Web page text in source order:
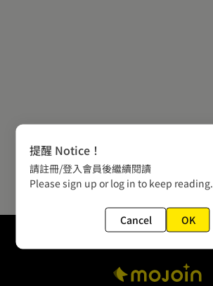
提醒 Notice！
請註冊/登入會員後繼續閱讀
Please sign up or log in to keep reading.
Cancel OK